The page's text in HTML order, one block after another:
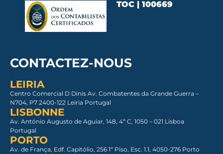
TOC | 100669
CONTACTEZ-NOUS
LEIRIA
Centro Comercial D Dinis Av. Combatentes da Grande Guerra –
N704, P7 2400-122 Leiria Portugal
LISBONNE
Av. António Augusto de Aguiar, 148, 4º C, 1050 – 021 Lisboa​
Portugal
PORTO
Av. de França, Edf. Capitólio, 256 1º Piso, Esc. 1.1, 4050-276 Porto